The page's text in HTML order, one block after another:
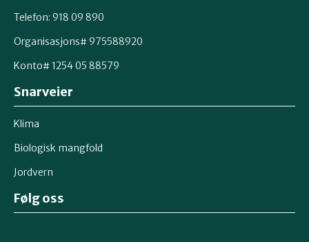
Telefon: 918 09 890
Organisasjons# 975588920
Konto# 1254 05 88579
Snarveier
Klima
Biologisk mangfold
Jordvern
Følg oss